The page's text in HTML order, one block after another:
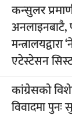
कन्सुलर
अनलाइनबाटै,
एटेस्टेसन
कांग्रेसको
विवादमा पुनः